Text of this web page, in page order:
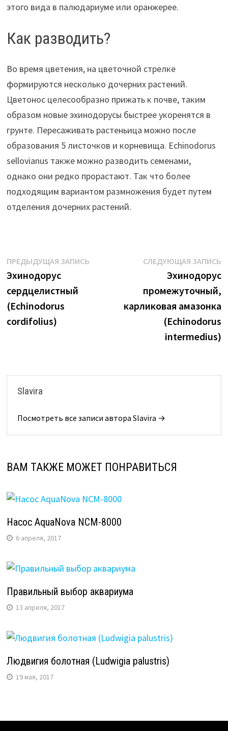
этого вида в палюдариуме или оранжерее.
Как разводить?
Во время цветения, на цветочной стрелке
формируются несколько дочерних растений.
Цветонос целесообразно прижать к почве, таким
образом новые эхинодорусы быстрее укоренятся в
грунте. Пересаживать растеньица можно после
образования 5 листочков и корневища. Echinodorus
sellovianus также можно разводить семенами,
однако они редко прорастают. Так что более
подходящим вариантом размножения будет путем
отделения дочерних растений.
Навигация
по
записям
ПРЕДЫДУЩАЯ ЗАПИСЬПредыдущая
Эхинодорус
сердцелистный
(Echinodorus
cordifolius)
СЛЕДУЮЩАЯ ЗАПИСЬ
Эхинодорус
промежуточный,
карликовая амазонка
(Echinodorus
intermedius)
Slavira
Посмотреть все записи автора Slavira →
ВАМ ТАКЖЕ МОЖЕТ ПОНРАВИТЬСЯ
Насос AquaNova NCM-8000
6 апреля, 2017
Правильный выбор аквариума
13 апреля, 2017
Людвигия болотная (Ludwigia palustris)
19 мая, 2017